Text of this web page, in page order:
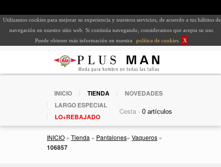
Utilizamos cookies para mejorar su experiencia y nuestros servicios, de acuerdo a tus hábitos de
navegación en nuestro sitio web. Si continúa navegando, consideramos que acepta su uso.
Puede obtener más información en nuestra
política de cookies X
INICIO TIENDA
NOVEDADES
LARGO ESPECIAL
LO+REBAJADO
Cesta -
INICIO » Tienda » Pantalones» Vaqueros »
106857